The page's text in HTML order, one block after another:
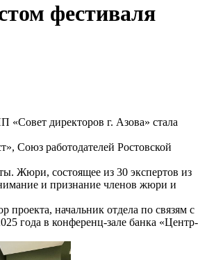
фестиваля
директоров г. Азова» стала
Союз работодателей Ростовской
Жюри, состоящее из 30 экспертов из
и признание членов жюри и
начальник отдела по связям c
года в конференц-зале банка «Центр-